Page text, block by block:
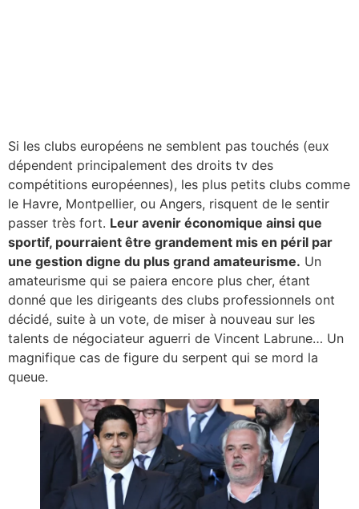
Si les clubs européens ne semblent pas touchés (eux
dépendent principalement des droits tv des
compétitions européennes), les plus petits clubs comme
le Havre, Montpellier, ou Angers, risquent de le sentir
passer très fort. Leur avenir économique ainsi que
sportif, pourraient être grandement mis en péril par
une gestion digne du plus grand amateurisme. Un
amateurisme qui se paiera encore plus cher, étant
donné que les dirigeants des clubs professionnels ont
décidé, suite à un vote, de miser à nouveau sur les
talents de négociateur aguerri de Vincent Labrune… Un
magnifique cas de figure du serpent qui se mord la
queue.